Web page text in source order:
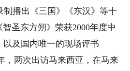
播出《三国》《东汉》等十
圣东方朔》荣获2000年度中
及国内唯一的现场评书
，两次出访马来西亚，在马来